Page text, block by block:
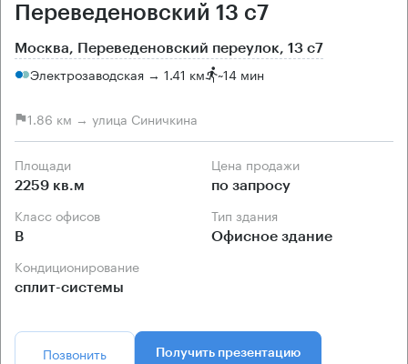
Переведеновский 13 с7
Москва, Переведеновский переулок, 13 с7
Электрозаводская → 1.41 км ~14 мин
1.86 км → улица Синичкина
Площади
2259 кв.м
Цена продажи
по запросу
Класс офисов
B
Тип здания
Офисное здание
Кондиционирование
сплит-системы
Позвонить Получить презентацию